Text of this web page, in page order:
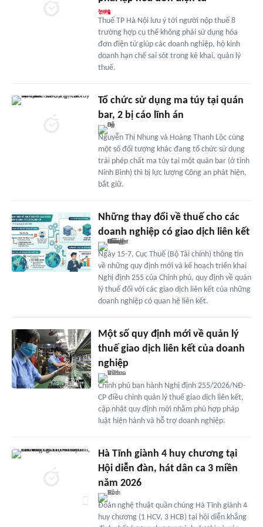
Thuế TP Hà Nội lưu ý tới người nộp thuế 8
trường hợp cụ thể không phải sử dụng hóa
đơn điện tử giúp các doanh nghiệp, hộ kinh
doanh hạn chế sai sót trong kê khai, quản lý
thuế.
Tổ chức sử dụng ma túy tại quán
bar, 2 bị cáo lĩnh án
Nguyễn Thị Nhung và Hoàng Thanh Lộc cùng
một số đối tượng khác đang tổ chức sử dụng
trái phép chất ma túy tại một quán bar (ở tỉnh
Ninh Bình) thì bị lực lượng Công an phát hiện,
bắt giữ.
Những thay đổi về thuế cho các
doanh nghiệp có giao dịch liên kết
Ngày 15-7, Cục Thuế (Bộ Tài chính) thông tin
về những quy định mới và kế hoạch triển khai
Nghị định 255 của Chính phủ, quy định về quản
lý thuế đối với các giao dịch liên kết của những
doanh nghiệp có quan hệ liên kết.
Một số quy định mới về quản lý
thuế giao dịch liên kết của doanh
nghiệp
Chính phủ ban hành Nghị định 255/2026/NĐ-
CP điều chỉnh quản lý thuế giao dịch liên kết,
cập nhật quy định mới nhằm phù hợp pháp
luật hiện hành và hỗ trợ doanh nghiệp.
Hà Tĩnh giành 4 huy chương tại
Hội diễn đàn, hát dân ca 3 miền
năm 2026
Đoàn nghệ thuật quần chúng Hà Tĩnh giành 4
huy chương (1 HCV, 3 HCB) tại hội diễn khẳng